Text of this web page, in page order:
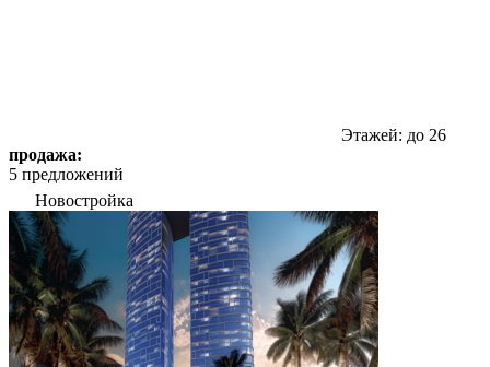
Этажей: до 26
продажа:
5 предложений
Новостройка